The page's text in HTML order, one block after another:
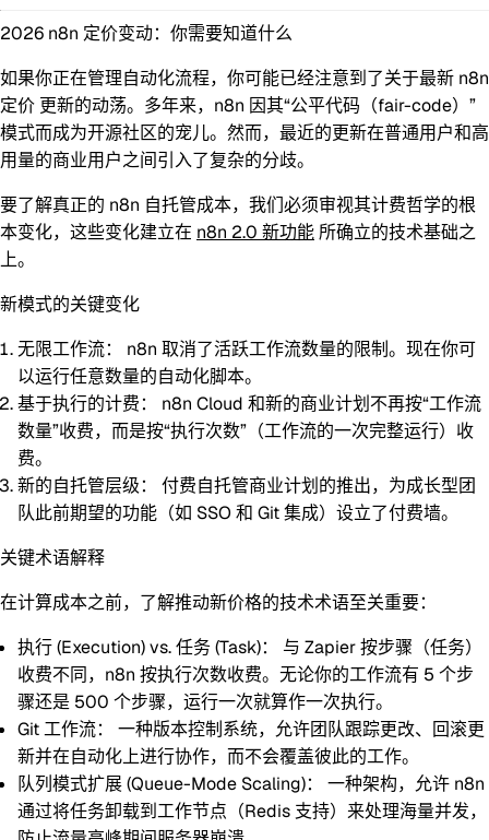
2026 n8n 定价变动：你需要知道什么
如果你正在管理自动化流程，你可能已经注意到了关于最新 n8n
定价 更新的动荡。多年来，n8n 因其“公平代码（fair-code）”
模式而成为开源社区的宠儿。然而，最近的更新在普通用户和高
用量的商业用户之间引入了复杂的分歧。
要了解真正的 n8n 自托管成本，我们必须审视其计费哲学的根
本变化，这些变化建立在 n8n 2.0 新功能 所确立的技术基础之
上。
新模式的关键变化
无限工作流：
n8n 取消了活跃工作流数量的限制。现在你可
以运行任意数量的自动化脚本。
基于执行的计费：
n8n Cloud 和新的商业计划不再按“工作流
数量”收费，而是按“执行次数”（工作流的一次完整运行）收
费。
新的自托管层级：
付费自托管商业计划的推出，为成长型团
队此前期望的功能（如 SSO 和 Git 集成）设立了付费墙。
关键术语解释
在计算成本之前，了解推动新价格的技术术语至关重要：
执行 (Execution) vs. 任务 (Task)：
与 Zapier 按步骤（任务）
收费不同，n8n 按执行次数收费。无论你的工作流有 5 个步
骤还是 500 个步骤，运行一次就算作一次执行。
Git 工作流：
一种版本控制系统，允许团队跟踪更改、回滚更
新并在自动化上进行协作，而不会覆盖彼此的工作。
队列模式扩展 (Queue-Mode Scaling)：
一种架构，允许 n8n
通过将任务卸载到工作节点（Redis 支持）来处理海量并发，